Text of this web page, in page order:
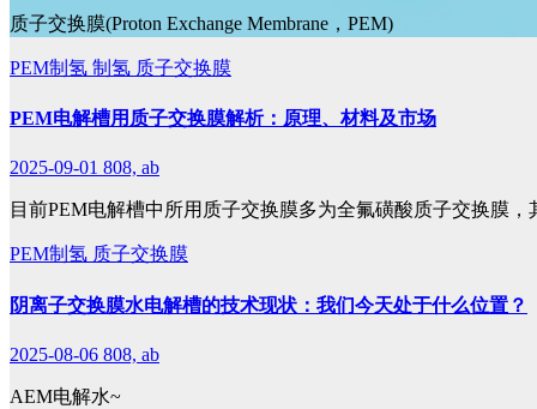
质子交换膜(Proton Exchange Membrane，PEM)
PEM制氢 制氢 质子交换膜
PEM电解槽用质子交换膜解析：原理、材料及市场
2025-09-01 808, ab
目前PEM电解槽中所用质子交换膜多为全氟磺酸质子交换膜
PEM制氢 质子交换膜
阴离子交换膜水电解槽的技术现状：我们今天处于什么位置？
2025-08-06 808, ab
AEM电解水~